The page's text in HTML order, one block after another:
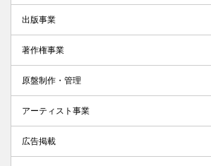
出版事業
著作権事業
原盤制作・管理
アーティスト事業
広告掲載